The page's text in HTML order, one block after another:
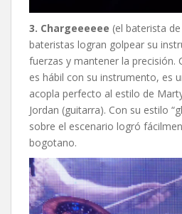
3. Chargeeeeee (el baterista
bateristas logran golpear su
fuerzas y mantener la precisión.
es hábil con su instrumento, es
acopla perfecto al estilo de
Jordan (guitarra). Con su estilo
sobre el escenario logró
bogotano.